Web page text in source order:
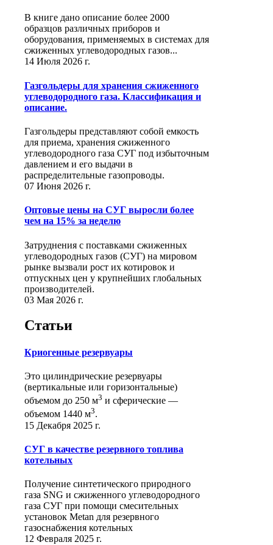
В книге дано описание более 2000
образцов различных приборов и
оборудования, применяемых в системах для
сжиженных углеводородных газов...
14 Июля 2026 г.
Газгольдеры для хранения сжиженного
углеводородного газа. Классификация и
описание.
Газгольдеры представляют собой емкость
для приема, хранения сжиженного
углеводородного газа СУГ под избыточным
давлением и его выдачи в
распределительные газопроводы.
07 Июня 2026 г.
Оптовые цены на СУГ выросли более
чем на 15% за неделю
Затруднения с поставками сжиженных
углеводородных газов (СУГ) на мировом
рынке вызвали рост их котировок и
отпускных цен у крупнейших глобальных
производителей.
03 Мая 2026 г.
Статьи
Криогенные резервуары
Это цилиндрические резервуары
(вертикальные или горизонтальные)
объемом до 250 м3 и сферические ―
объемом 1440 м3.
15 Декабря 2025 г.
СУГ в качестве резервного топлива
котельных
Получение синтетического природного
газа SNG и сжиженного углеводородного
газа СУГ при помощи смесительных
установок Metan для резервного
газоснабжения котельных
12 Февраля 2025 г.